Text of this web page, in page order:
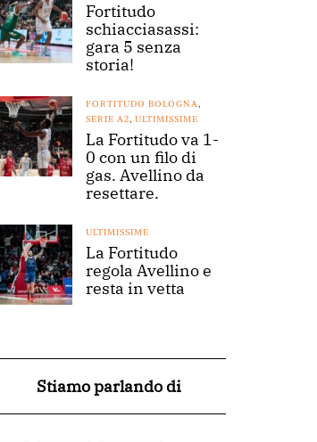
Fortitudo
schiacciasassi:
gara 5 senza
storia!
FORTITUDO BOLOGNA,
SERIE A2, ULTIMISSIME
La Fortitudo va 1-
0 con un filo di
gas. Avellino da
resettare.
ULTIMISSIME
La Fortitudo
regola Avellino e
resta in vetta
Stiamo parlando di